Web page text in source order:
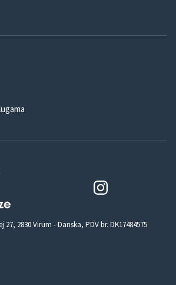
27, 2830 Virum - Danska, PDV br. DK17484575